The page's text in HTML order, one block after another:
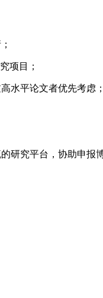
项目；
水平论文者优先考虑；
研究平台，协助申报